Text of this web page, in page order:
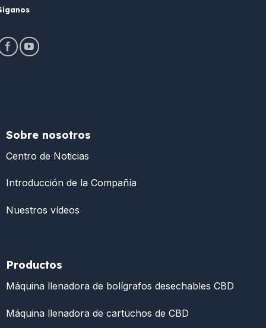
Sobre nosotros
Centro de Noticias
Introducción de la Compañía
Nuestros vídeos
Productos
Máquina llenadora de bolígrafos desechables CBD
Máquina llenadora de cartuchos de CBD